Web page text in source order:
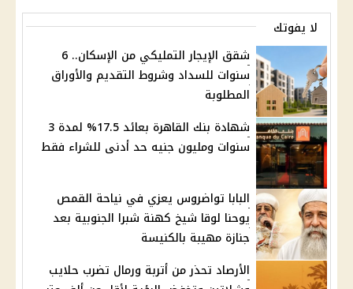
لا يفوتك
شقق الإيجار التمليكي من الإسكان.. 6
سنوات للسداد وشروط التقديم والأوراق
المطلوبة
شهادة بنك القاهرة بعائد 17.5% لمدة 3
سنوات ومليون جنيه حد أدنى للشراء فقط
البابا تواضروس يعزي في نياحة القمص
يوحنا لوقا شيخ كهنة شبرا الجنوبية بعد
جنازة مهيبة بالكنيسة
الأرصاد تحذر من أتربة ورمال تضرب حلايب